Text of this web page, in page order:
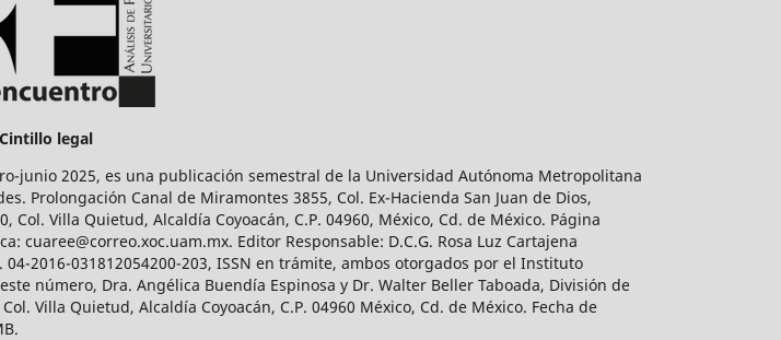
Cintillo legal
junio 2025, es una publicación semestral de la Universidad Autónoma Metropolitana
Prolongación Canal de Miramontes 3855, Col. Ex-Hacienda San Juan de Dios,
Villa Quietud, Alcaldía Coyoacán, C.P. 04960, México, Cd. de México. Página
Editor Responsable: D.C.G. Rosa Luz Cartajena
2016-031812054200-203, ISSN en trámite, ambos otorgados por el Instituto
número, Dra. Angélica Buendía Espinosa y Dr. Walter Beller Taboada, División de
Villa Quietud, Alcaldía Coyoacán, C.P. 04960 México, Cd. de México. Fecha de